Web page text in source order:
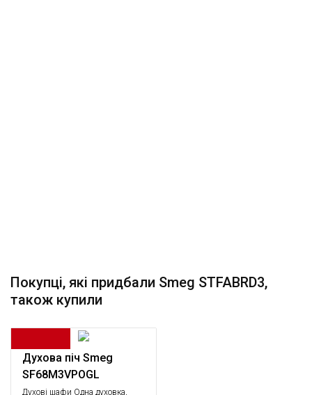
Покупці, які придбали Smeg STFABRD3,
також купили
Духова піч Smeg
SF68M3VPOGL
Духові шафи Одна духовка,